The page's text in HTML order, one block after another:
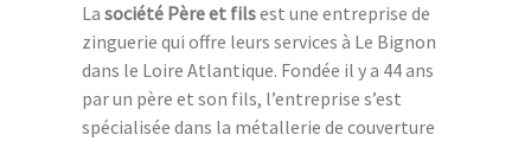
La société Père et filsest une entreprise de
zinguerie qui offre leurs services à Le Bignon
dans le Loire Atlantique. Fondée il y a 44 ans
par un père et son fils, l’entreprise s’est
spécialisée dans la métallerie de couverture